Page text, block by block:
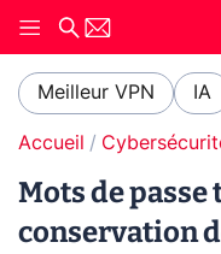
Meilleur VPN IA
Accueil
Mots de
conservation